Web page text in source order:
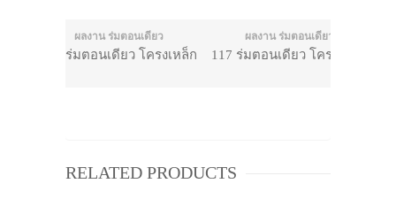
ผลงาน ร่มตอนเดียว
116 ร่มตอนเดียว โครงเหล็ก
ผลงาน ร่มตอนเดียว
117 ร่มตอนเดียว โครงเหล็ก
RELATED PRODUCTS